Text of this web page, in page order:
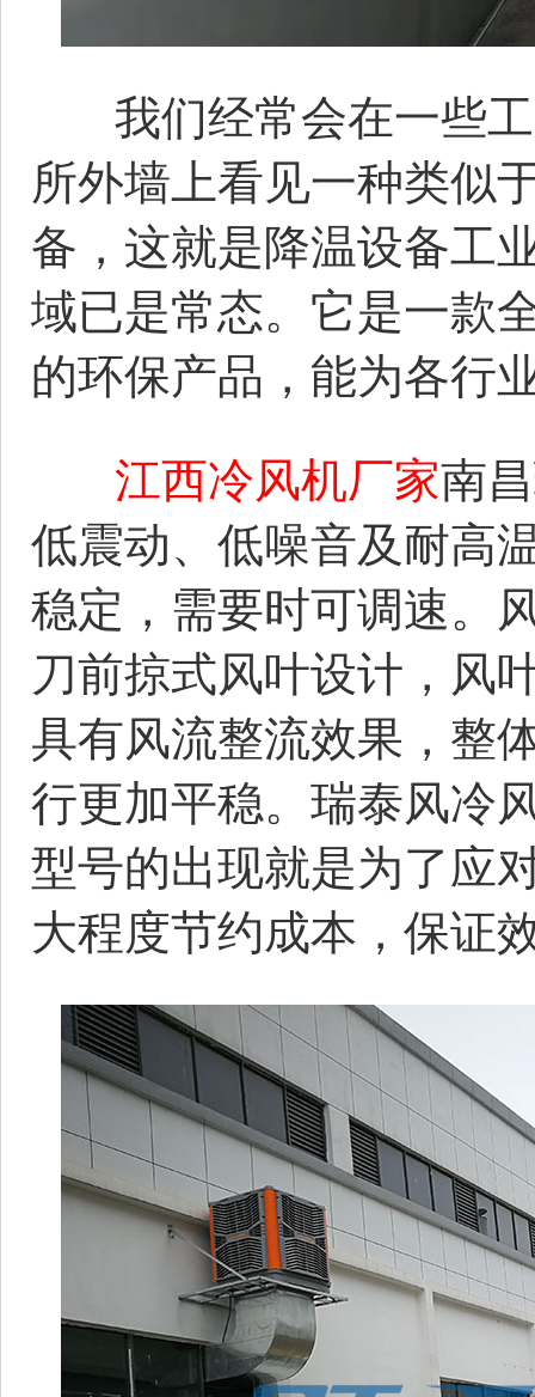
我们经常会在一些工
所外墙上看见一种类似
备，这就是降温设备工
域已是常态。它是一款
的环保产品，能为各行
江西冷风机厂家南
低震动、低噪音及耐高
稳定，需要时可调速。
刀前掠式风叶设计，风
具有风流整流效果，整
行更加平稳。瑞泰风冷
型号的出现就是为了应
大程度节约成本，保证